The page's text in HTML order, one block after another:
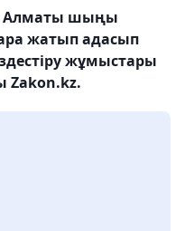
Алматы шыңы
жатып адасып
жұмыстары
Zakon.kz.